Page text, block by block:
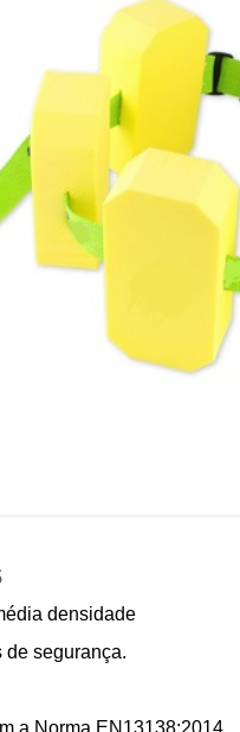
densidade
de segurança.
a Norma EN13138:2014.